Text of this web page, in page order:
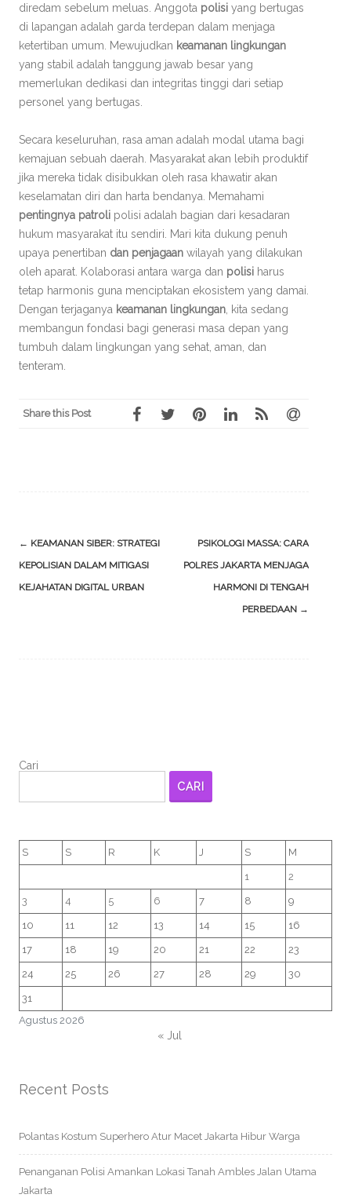
diredam sebelum meluas. Anggota polisi yang bertugas
di lapangan adalah garda terdepan dalam menjaga
ketertiban umum. Mewujudkan keamanan lingkungan
yang stabil adalah tanggung jawab besar yang
memerlukan dedikasi dan integritas tinggi dari setiap
personel yang bertugas.
Secara keseluruhan, rasa aman adalah modal utama bagi
kemajuan sebuah daerah. Masyarakat akan lebih produktif
jika mereka tidak disibukkan oleh rasa khawatir akan
keselamatan diri dan harta bendanya. Memahami
pentingnya patroli polisi adalah bagian dari kesadaran
hukum masyarakat itu sendiri. Mari kita dukung penuh
upaya penertiban dan penjagaan wilayah yang dilakukan
oleh aparat. Kolaborasi antara warga dan polisi harus
tetap harmonis guna menciptakan ekosistem yang damai.
Dengan terjaganya keamanan lingkungan , kita sedang
membangun fondasi bagi generasi masa depan yang
tumbuh dalam lingkungan yang sehat, aman, dan
tenteram.
Share this Post
Post
navigation
← KEAMANAN SIBER: STRATEGI
KEPOLISIAN DALAM MITIGASI
KEJAHATAN DIGITAL URBAN
PSIKOLOGI MASSA: CARA
POLRES JAKARTA MENJAGA
HARMONI DI TENGAH
PERBEDAAN →
Cari
CARI
Agustus 2026
S S R K J S M
1 2
3 4 5 6 7 8 9
10 11 12 13 14 15 16
17 18 19 20 21 22 23
24 25 26 27 28 29 30
31
« Jul
Recent Posts
Polantas Kostum Superhero Atur Macet Jakarta Hibur Warga
Penanganan Polisi Amankan Lokasi Tanah Ambles Jalan Utama
Jakarta